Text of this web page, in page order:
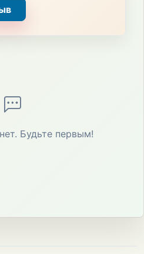
Будьте первым!